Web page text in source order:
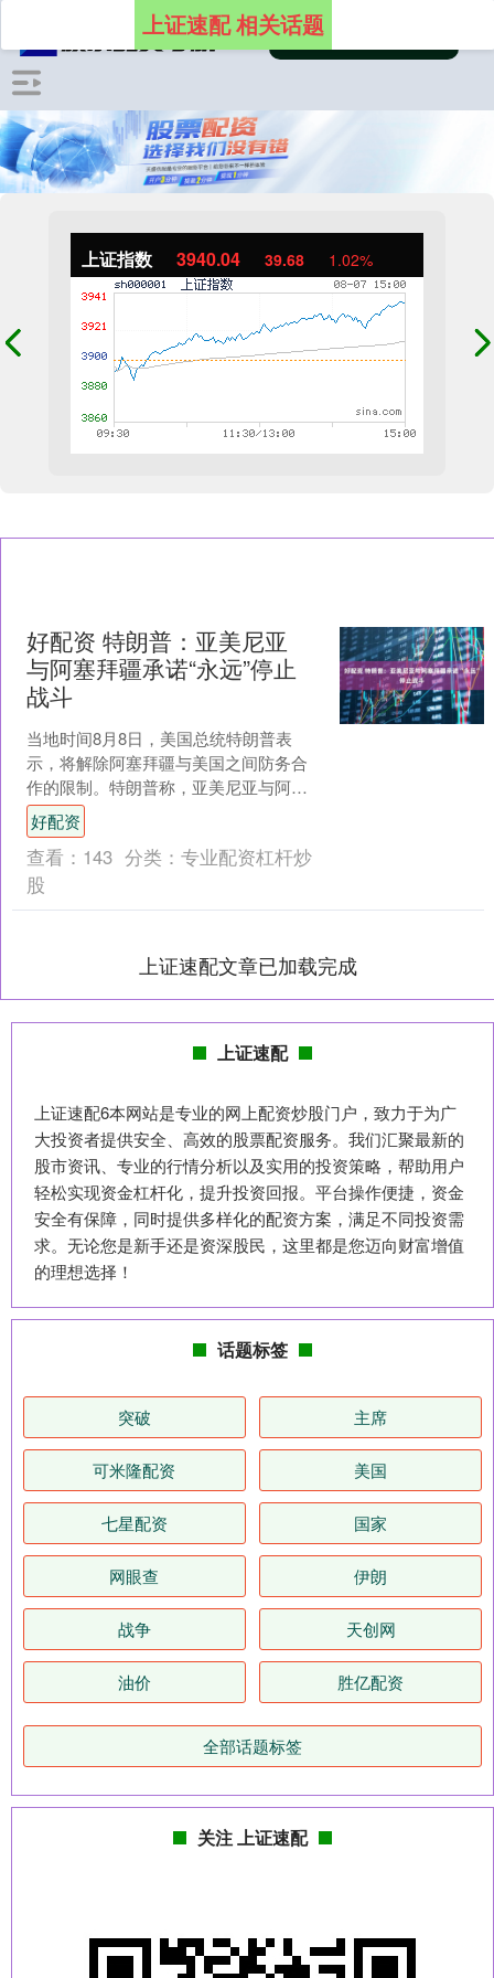
上证指数 3940.04 39.68 1.02%
上证速配 相关话题
好配资 特朗普：亚美尼亚
与阿塞拜疆承诺“永远”停止
战斗
当地时间8月8日，美国总统特朗普表
示，将解除阿塞拜疆与美国之间防务合
作的限制。特朗普称，亚美尼亚与阿塞
拜疆承诺永远停止战斗。 8日，美国白宫
发言人表示，特朗普将....
好配资
查看： 143 分类： 专业配资杠杆炒
股
上证速配文章已加载完成
上证速配
上证速配6本网站是专业的网上配资炒股门户，致力于为广
大投资者提供安全、高效的股票配资服务。我们汇聚最新的
股市资讯、专业的行情分析以及实用的投资策略，帮助用户
轻松实现资金杠杆化，提升投资回报。平台操作便捷，资金
安全有保障，同时提供多样化的配资方案，满足不同投资需
求。无论您是新手还是资深股民，这里都是您迈向财富增值
的理想选择！
话题标签
突破 主席
可米隆配资 美国
七星配资 国家
网眼查 伊朗
战争 天创网
油价 胜亿配资
全部话题标签
关注 上证速配